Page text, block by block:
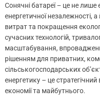
Сонячні батареї – це не лише
енергетичної незалежності,
витрат та покращення
сучасних технологій,
масштабування,
рішенням для приватних,
сільськогосподарських
енергетику – це стратегічний
економії та майбутнього.